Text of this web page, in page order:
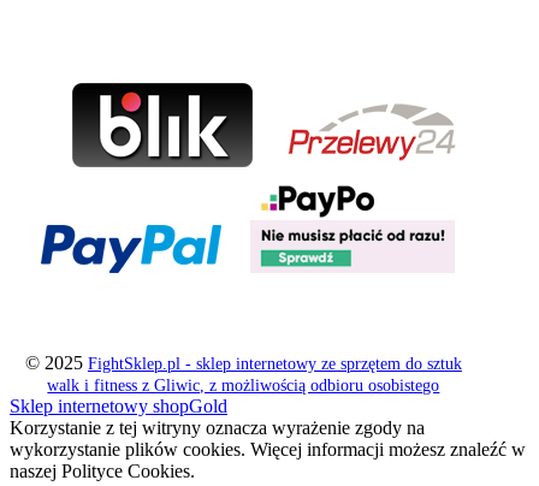
© 2025 FightSklep.pl - sklep internetowy ze sprzętem do sztuk
walk i fitness z Gliwic, z możliwością odbioru osobistego
Sklep internetowy shopGold
Korzystanie z tej witryny oznacza wyrażenie zgody na
wykorzystanie plików cookies. Więcej informacji możesz znaleźć w
naszej Polityce Cookies.